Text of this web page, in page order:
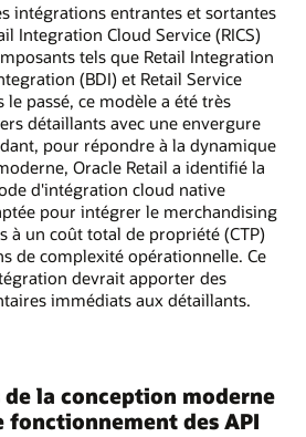
intégrations entrantes et sortantes
Integration Cloud Service (RICS)
tels que Retail Integration
(BDI) et Retail Service
le passé, ce modèle a été très
détaillants avec une envergure
pour répondre à la dynamique
Oracle Retail a identifié la
d'intégration cloud native
pour intégrer le merchandising
à un coût total de propriété (CTP)
de complexité opérationnelle. Ce
devrait apporter des
immédiats aux détaillants.
la conception moderne
fonctionnement des API